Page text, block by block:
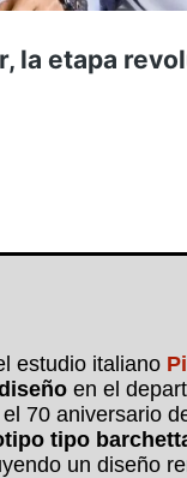
estudio italiano
en el
70 aniversario
tipo
un diseño